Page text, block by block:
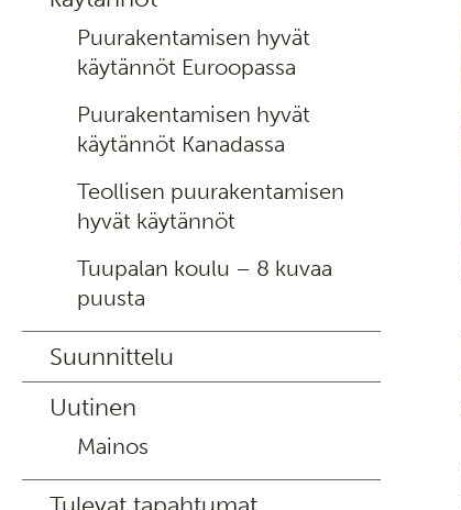
Puurakentamisen hyvät
käytännöt Euroopassa
Puurakentamisen hyvät
käytännöt Kanadassa
Teollisen puurakentamisen
hyvät käytännöt
Tuupalan koulu – 8 kuvaa
puusta
Suunnittelu
Uutinen
Mainos